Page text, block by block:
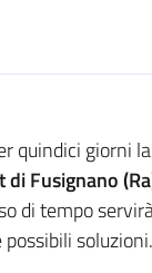
quindici giorni la
di Fusignano
di tempo
soluzioni.